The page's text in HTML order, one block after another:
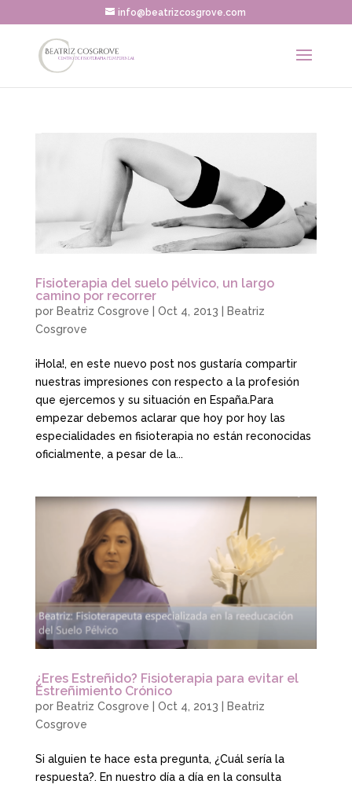
info@beatrizcosgrove.com
Fisioterapia del suelo pélvico, un largo
camino por recorrer
por Beatriz Cosgrove | Oct 4, 2013 | Beatriz
Cosgrove
¡Hola!, en este nuevo post nos gustaría compartir
nuestras impresiones con respecto a la profesión
que ejercemos y su situación en España.Para
empezar debemos aclarar que hoy por hoy las
especialidades en fisioterapia no están reconocidas
oficialmente, a pesar de la...
¿Eres Estreñido? Fisioterapia para evitar el
Estreñimiento Crónico
por Beatriz Cosgrove Oct 4, 2013
Beatriz
Cosgrove
Si alguien te hace esta pregunta, ¿Cuál sería la
respuesta?. En nuestro día a día en la consulta